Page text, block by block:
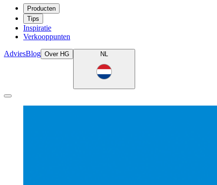
Producten
Tips
Inspiratie
Verkooppunten
AdviesBlog Over HG NL